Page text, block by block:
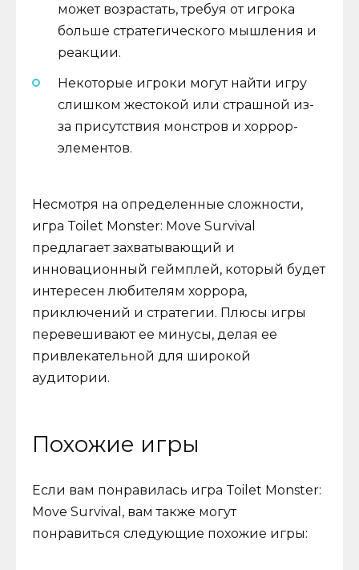
может возрастать, требуя от игрока
больше стратегического мышления и
реакции.
Некоторые игроки могут найти игру
слишком жестокой или страшной из-
за присутствия монстров и хоррор-
элементов.
Несмотря на определенные сложности,
игра Toilet Monster: Move Survival
предлагает захватывающий и
инновационный геймплей, который будет
интересен любителям хоррора,
приключений и стратегии. Плюсы игры
перевешивают ее минусы, делая ее
привлекательной для широкой
аудитории.
Похожие игры
Если вам понравилась игра Toilet Monster:
Move Survival, вам также могут
понравиться следующие похожие игры: